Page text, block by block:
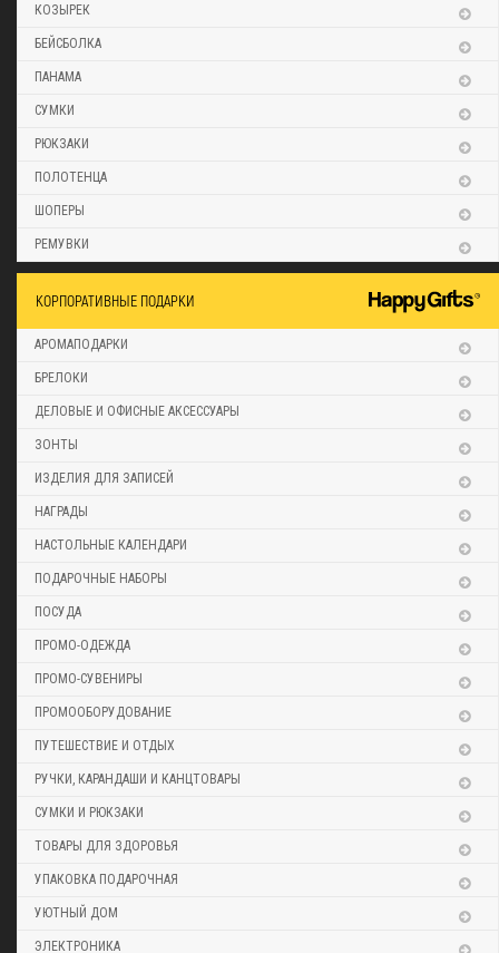
КОЗЫРЕК
БЕЙСБОЛКА
ПАНАМА
СУМКИ
РЮКЗАКИ
ПОЛОТЕНЦА
ШОПЕРЫ
РЕМУВКИ
КОРПОРАТИВНЫЕ ПОДАРКИ
АРОМАПОДАРКИ
БРЕЛОКИ
ДЕЛОВЫЕ И ОФИСНЫЕ АКСЕССУАРЫ
ЗОНТЫ
ИЗДЕЛИЯ ДЛЯ ЗАПИСЕЙ
НАГРАДЫ
НАСТОЛЬНЫЕ КАЛЕНДАРИ
ПОДАРОЧНЫЕ НАБОРЫ
ПОСУДА
ПРОМО-ОДЕЖДА
ПРОМО-СУВЕНИРЫ
ПРОМООБОРУДОВАНИЕ
ПУТЕШЕСТВИЕ И ОТДЫХ
РУЧКИ, КАРАНДАШИ И КАНЦТОВАРЫ
СУМКИ И РЮКЗАКИ
ТОВАРЫ ДЛЯ ЗДОРОВЬЯ
УПАКОВКА ПОДАРОЧНАЯ
УЮТНЫЙ ДОМ
ЭЛЕКТРОНИКА